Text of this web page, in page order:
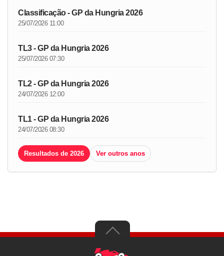
Classificação - GP da Hungria 2026
25/07/2026 11:00
TL3 - GP da Hungria 2026
25/07/2026 07:30
TL2 - GP da Hungria 2026
24/07/2026 12:00
TL1 - GP da Hungria 2026
24/07/2026 08:30
Resultados de 2026 Ver outros anos